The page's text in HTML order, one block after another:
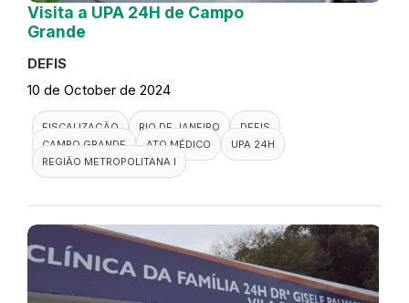
Visita a UPA 24H de Campo
Grande
DEFIS
10 de October de 2024
FISCALIZAÇÃO RIO DE JANEIRO
DEFIS
CAMPO GRANDE
ATO MÉDICO
UPA 24H
REGIÃO METROPOLITANA I